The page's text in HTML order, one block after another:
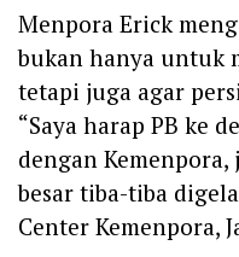
‎Menpora Erick
bukan hanya untuk
tetapi juga agar
“Saya harap PB ke
dengan
besar tiba-tiba
Center Kemenpora,